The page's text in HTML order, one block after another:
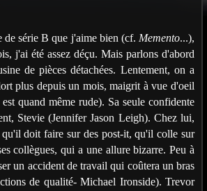
de série B que j'aime bien (cf. Memento...),
j'ai été assez déçu. Mais parlons d'abord
de pièces détachées. Lentement, on a
plus depuis un mois, maigrit à vue d'oeil
quand même rude). Sa seule confidente
Stevie (Jennifer Jason Leigh). Chez lui,
doit faire sur des post-it, qu'il colle sur
collègues, qui a une allure bizarre. Peu à
un accident de travail qui coûtera un bras
de qualité- Michael Ironside). Trevor